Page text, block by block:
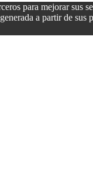
para mejorar sus
a partir de